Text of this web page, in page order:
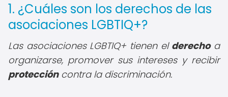
1. ¿Cuáles son los derechos de las
asociaciones LGBTIQ+?
Las asociaciones LGBTIQ+ tienen el derechoa
organizarse, promover sus intereses y recibir
proteccióncontra la discriminación.